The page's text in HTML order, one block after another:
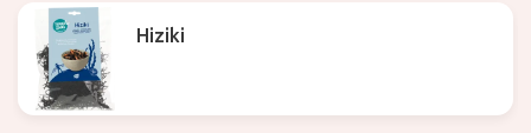
Hiziki